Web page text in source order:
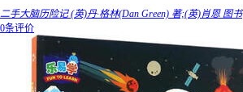
二手大脑历险记 (英)丹·格林(Dan Green) 著;(英)肖恩 图书
0条评价